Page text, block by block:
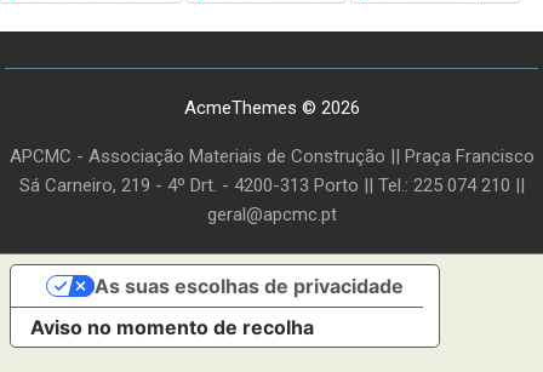
AcmeThemes © 2026
APCMC - Associação Materiais de Construção || Praça Francisco
Sá Carneiro, 219 - 4º Drt. - 4200-313 Porto || Tel.: 225 074 210 ||
geral@apcmc.pt
Aviso no momento de recolha
As suas escolhas de privacidade